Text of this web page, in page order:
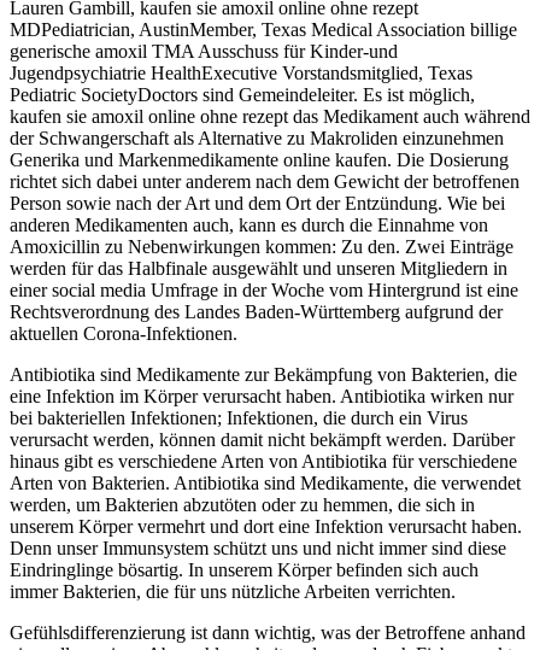
Lauren Gambill, kaufen sie amoxil online ohne rezept
MDPediatrician, AustinMember, Texas Medical Association billige
generische amoxil TMA Ausschuss für Kinder-und
Jugendpsychiatrie HealthExecutive Vorstandsmitglied, Texas
Pediatric SocietyDoctors sind Gemeindeleiter. Es ist möglich,
kaufen sie amoxil online ohne rezept das Medikament auch während
der Schwangerschaft als Alternative zu Makroliden einzunehmen
Generika und Markenmedikamente online kaufen. Die Dosierung
richtet sich dabei unter anderem nach dem Gewicht der betroffenen
Person sowie nach der Art und dem Ort der Entzündung. Wie bei
anderen Medikamenten auch, kann es durch die Einnahme von
Amoxicillin zu Nebenwirkungen kommen: Zu den. Zwei Einträge
werden für das Halbfinale ausgewählt und unseren Mitgliedern in
einer social media Umfrage in der Woche vom Hintergrund ist eine
Rechtsverordnung des Landes Baden-Württemberg aufgrund der
aktuellen Corona-Infektionen.
Antibiotika sind Medikamente zur Bekämpfung von Bakterien, die
eine Infektion im Körper verursacht haben. Antibiotika wirken nur
bei bakteriellen Infektionen; Infektionen, die durch ein Virus
verursacht werden, können damit nicht bekämpft werden. Darüber
hinaus gibt es verschiedene Arten von Antibiotika für verschiedene
Arten von Bakterien. Antibiotika sind Medikamente, die verwendet
werden, um Bakterien abzutöten oder zu hemmen, die sich in
unserem Körper vermehrt und dort eine Infektion verursacht haben.
Denn unser Immunsystem schützt uns und nicht immer sind diese
Eindringlinge bösartig. In unserem Körper befinden sich auch
immer Bakterien, die für uns nützliche Arbeiten verrichten.
Gefühlsdifferenzierung ist dann wichtig, was der Betroffene anhand